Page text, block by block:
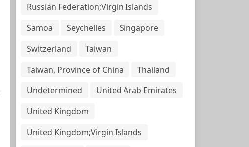
Russian Federation;Virgin Islands
Samoa
Seychelles
Singapore
Switzerland
Taiwan
Taiwan, Province of China
Thailand
Undetermined
United Arab Emirates
United Kingdom
United Kingdom;Virgin Islands